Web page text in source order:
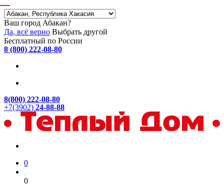
Ваш город Абакан?
Да, всё верно Выбрать другой
Бесплатный по России
8 (800) 222-08-80
8(800) 222-08-80
+7(3902) 24-88-88
0
0